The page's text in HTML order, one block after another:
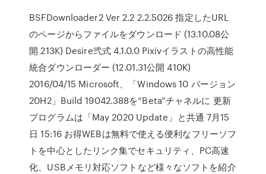
BSFDownloader2 Ver 2.2 2.2.5026 指定したURL
のページからファイルをダウンロード (13.10.08公
開 213K) Desire弐式 4.1.0.0 Pixivイラストの高性能
統合ダウンローダー (12.01.31公開 410K)
2016/04/15 Microsoft、「Windows 10 バージョン
20H2」Build 19042.388を“Beta”チャネルに 更新
プログラムは「May 2020 Update」と共通 7月15
日 15:16 お得WEBは無料で使える便利なフリーソフ
トを中心としたリンク集でセキュリティ、PC高速
化、USBメモリ対応ソフトなど様々なソフトを紹介